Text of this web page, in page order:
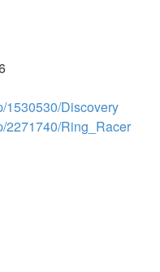
1530530/Discovery
2271740/Ring_Racer